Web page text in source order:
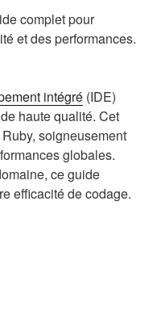
complet pour
et des performances.
intégré (IDE)
haute qualité. Cet
soigneusement
globales.
ce guide
efficacité de codage.